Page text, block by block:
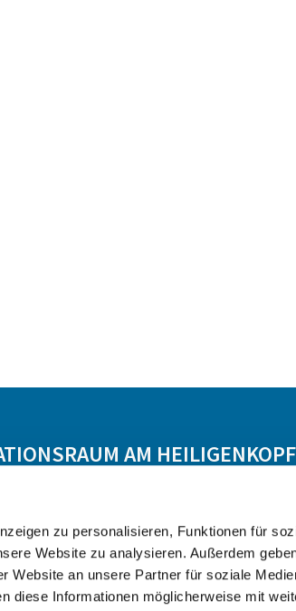
zu personalisieren, Funktionen für
Website zu analysieren. Außerdem
Website an unsere Partner für soziale
diese Informationen möglicherweise mit
AM HEILIGENKOPF